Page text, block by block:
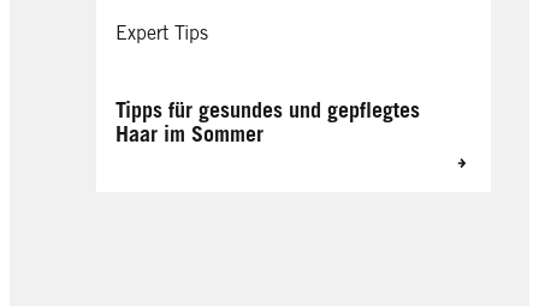
Expert Tips
Tipps für gesundes und gepflegtes
Haar im Sommer